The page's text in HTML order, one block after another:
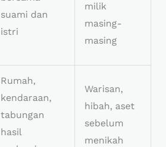
suami dan
istri
milik
masing-
masing
Rumah,
kendaraan,
tabungan
hasil
Warisan,
hibah, aset
sebelum
menikah